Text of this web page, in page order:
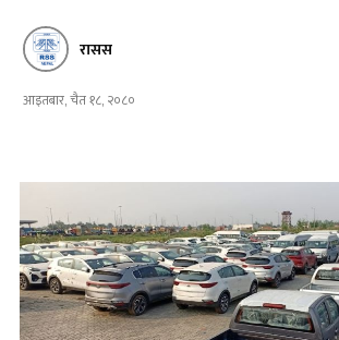
रासस
आइतबार, चैत १८, २०८०